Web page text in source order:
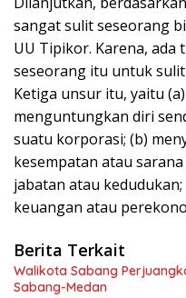
sangat sulit seseorang
UU Tipikor. Karena,
seseorang itu untuk
Ketiga unsur itu, yaitu
menguntungkan diri
suatu korporasi; (b)
kesempatan atau
jabatan atau
keuangan atau
Berita Terkait
Walikota Sabang
Sabang-Medan